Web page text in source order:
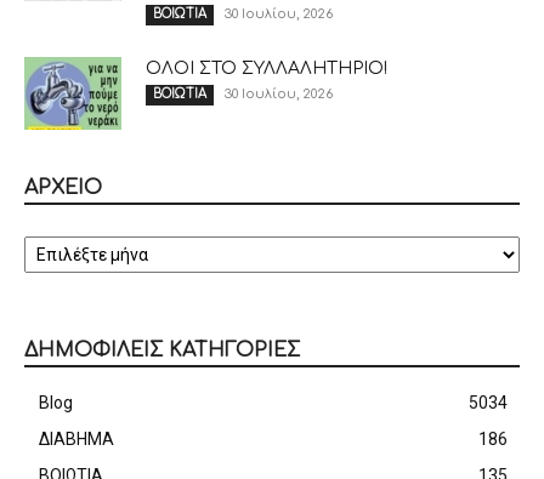
ΒΟΙΩΤΙΑ 30 Ιουλίου, 2026
ΟΛΟΙ ΣΤΟ ΣΥΛΛΑΛΗΤΗΡΙΟ!
ΒΟΙΩΤΙΑ 30 Ιουλίου, 2026
ΑΡΧΕΙΟ
ΑΡΧΕΙΟ
ΔΗΜΟΦΙΛΕΙΣ ΚΑΤΗΓΟΡΙΕΣ
Blog
5034
ΔΙΑΒΗΜΑ
186